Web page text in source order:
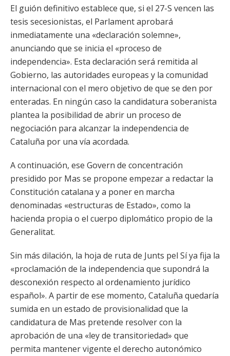
El guión definitivo establece que, si el 27-S vencen las
tesis secesionistas, el Parlament aprobará
inmediatamente una «declaración solemne»,
anunciando que se inicia el «proceso de
independencia». Esta declaración será remitida al
Gobierno, las autoridades europeas y la comunidad
internacional con el mero objetivo de que se den por
enteradas. En ningún caso la candidatura soberanista
plantea la posibilidad de abrir un proceso de
negociación para alcanzar la independencia de
Cataluña por una vía acordada.
A continuación, ese Govern de concentración
presidido por Mas se propone empezar a redactar la
Constitución catalana y a poner en marcha
denominadas «estructuras de Estado», como la
hacienda propia o el cuerpo diplomático propio de la
Generalitat.
Sin más dilación, la hoja de ruta de Junts pel Sí ya fija la
«proclamación de la independencia que supondrá la
desconexión respecto al ordenamiento jurídico
español». A partir de ese momento, Cataluña quedaría
sumida en un estado de provisionalidad que la
candidatura de Mas pretende resolver con la
aprobación de una «ley de transitoriedad» que
permita mantener vigente el derecho autonómico